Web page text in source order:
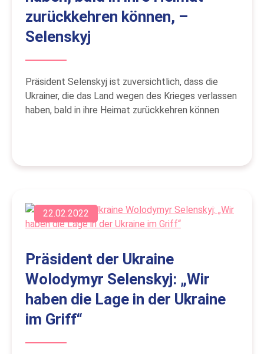
zurückkehren können, –
Selenskyj
Präsident Selenskyj ist zuversichtlich, dass die
Ukrainer, die das Land wegen des Krieges verlassen
haben, bald in ihre Heimat zurückkehren können
22.02.2022
Präsident der Ukraine
Wolodymyr Selenskyj: „Wir
haben die Lage in der Ukraine
im Griff“